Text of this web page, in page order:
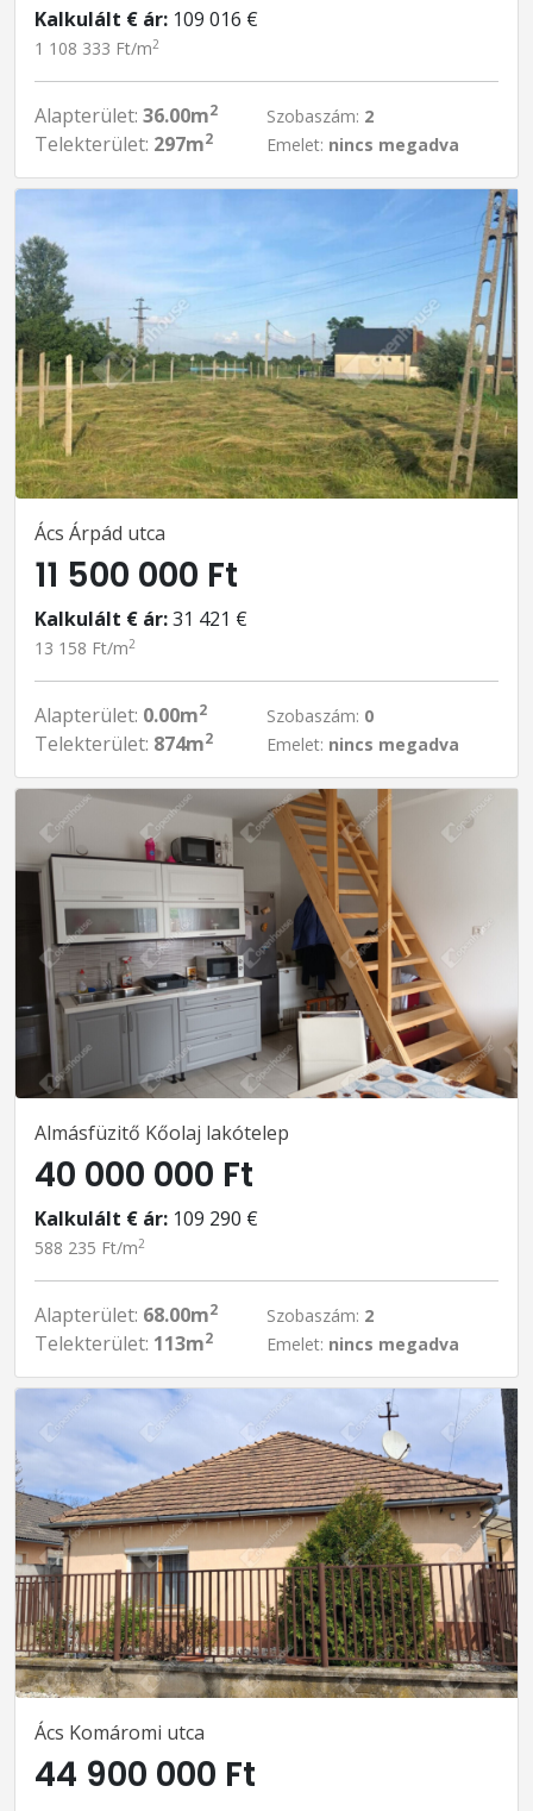
Kalkulált € ár: 109 016 €
1 108 333 Ft/m2
Alapterület: 36.00m2
Telekterület: 297m2
Szobaszám: 2
Emelet: nincs megadva
Ács Árpád utca
11 500 000 Ft
Kalkulált € ár:31 421 €
13 158 Ft/m2
Alapterület: 0.00m2
Telekterület: 874m2
Szobaszám: 0
Emelet: nincs megadva
Almásfüzitő Kőolaj lakótelep
40 000 000 Ft
Kalkulált € ár: 109 290 €
588 235 Ft/m2
Alapterület: 68.00m2
Telekterület: 113m2
Szobaszám: 2
Emelet: nincs megadva
Ács Komáromi utca
44 900 000 Ft